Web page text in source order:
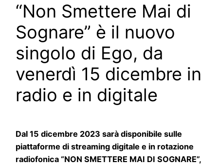
“Non Smettere Mai di
Sognare” è il nuovo
singolo di Ego, da
venerdì 15 dicembre in
radio e in digitale
Dal 15 dicembre 2023 sarà disponibile sulle
piattaforme di streaming digitale e in rotazione
radiofonica “NON SMETTERE MAI DI SOGNARE”,